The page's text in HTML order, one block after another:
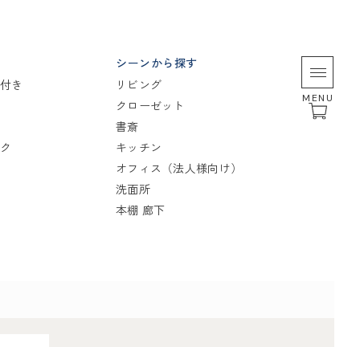
き
シーンから探す
リビング
クローゼット
書斎
キッチン
オフィス（法人様向け）
洗面所
本棚 廊下
MENU